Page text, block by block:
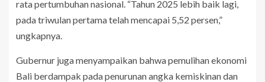
rata pertumbuhan nasional. “Tahun 2025 lebih baik lagi,
pada triwulan pertama telah mencapai 5,52 persen,”
ungkapnya.
Gubernur juga menyampaikan bahwa pemulihan ekonomi
Bali berdampak pada penurunan angka kemiskinan dan